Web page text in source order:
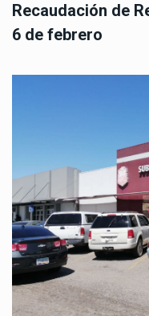
Recaudación de
6 de febrero